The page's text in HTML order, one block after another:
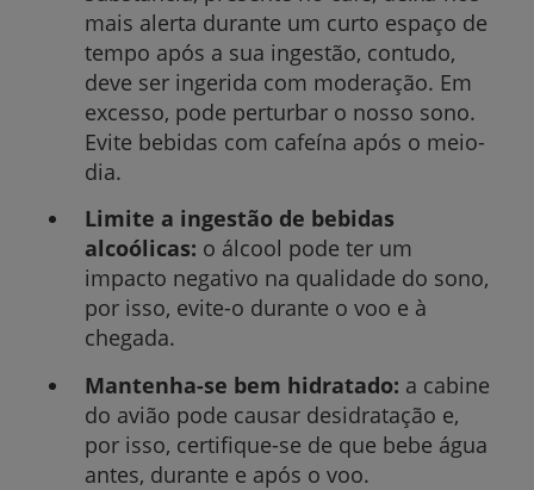
mais alerta durante um curto espaço de
tempo após a sua ingestão, contudo,
deve ser ingerida com moderação. Em
excesso, pode perturbar o nosso sono.
Evite bebidas com cafeína após o meio-
dia.
Limite a ingestão de bebidas
alcoólicas: o álcool pode ter um
impacto negativo na qualidade do sono,
por isso, evite-o durante o voo e à
chegada.
Mantenha-se bem hidratado: a cabine
do avião pode causar desidratação e,
por isso, certifique-se de que bebe água
antes, durante e após o voo.